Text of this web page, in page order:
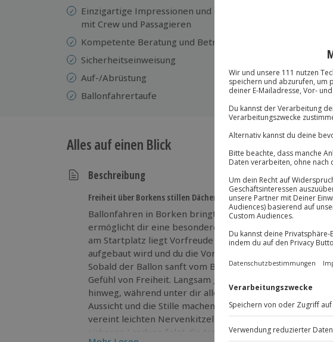
Einzigartige Impressionen und ein herzliches Wir-Gefühl
mit Crew und Passagieren
Kompetente Beratung und Betreuung von Anfang bis Ende
Sicherheitseinweisung
Auf-/Abrüstung
Ballonfahrertaufe
Alles auf einen Blick
Beschreibung
Freiheit über Borkens stillen Dächern
Ballonfahren in Borken bringt dein Abenteuer auf eine
ermöglicht dir eine besondere Pause über den Dächern
am Startplatz liegt Vorfreude in der Luft, wenn der
aufgebaut wird und du die Vorbereitung aus nächster
Sobald der Ballon sanft vom Boden abhebt, spürst du
Gefühl von Freiheit. Langsam gleitest du über Felder,
hinweg, während unter dir alles ruhig und friedlich wirkt.
Aussicht und die Stille machen diesen Moment
vereint leichten Nervenkitzel mit entspannter
sicheren Landung folgt die traditionelle